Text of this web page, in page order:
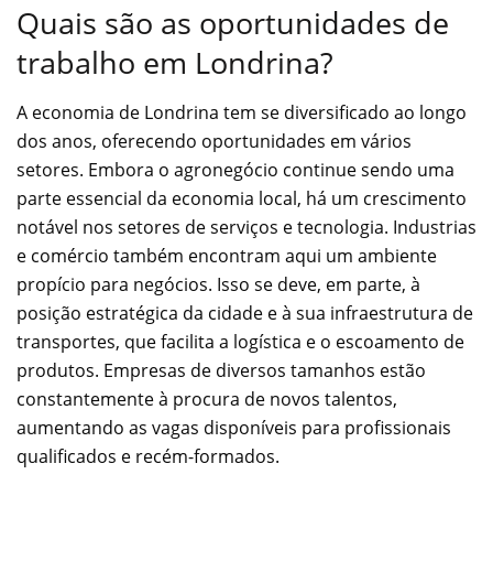
Quais são as oportunidades de
trabalho em Londrina?
A economia de Londrina tem se diversificado ao longo
dos anos, oferecendo oportunidades em vários
setores. Embora o agronegócio continue sendo uma
parte essencial da economia local, há um crescimento
notável nos setores de serviços e tecnologia. Industrias
e comércio também encontram aqui um ambiente
propício para negócios. Isso se deve, em parte, à
posição estratégica da cidade e à sua infraestrutura de
transportes, que facilita a logística e o escoamento de
produtos. Empresas de diversos tamanhos estão
constantemente à procura de novos talentos,
aumentando as vagas disponíveis para profissionais
qualificados e recém-formados.